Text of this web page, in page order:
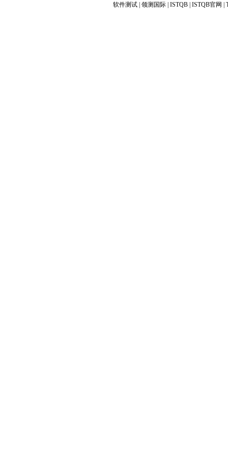
软件测试 |领测国际 |ISTQB |ISTQB官网 |